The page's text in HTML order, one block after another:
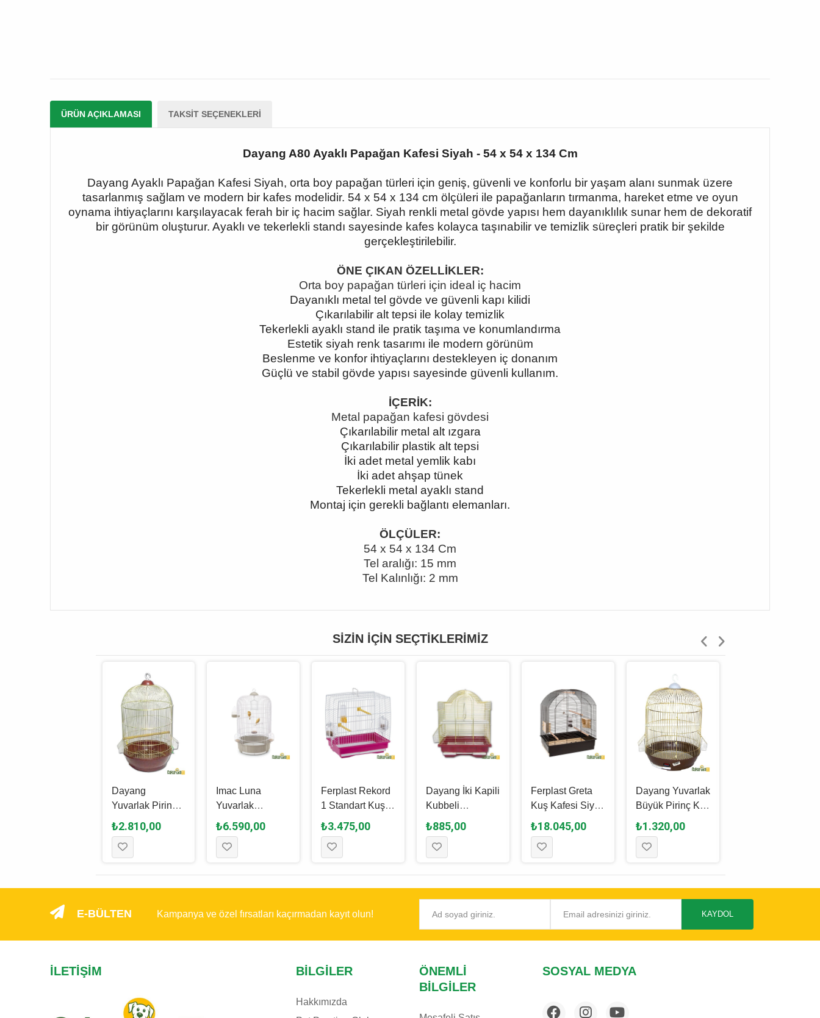
ÜRÜN AÇIKLAMASI TAKSIT SEÇENEKLERI
Dayang A80 Ayaklı Papağan Kafesi Siyah - 54 x 54 x 134 Cm
Dayang Ayaklı Papağan Kafesi Siyah, orta boy papağan türleri için geniş, güvenli ve konforlu bir yaşam alanı sunmak üzere
tasarlanmış sağlam ve modern bir kafes modelidir. 54 x 54 x 134 cm ölçüleri ile papağanların tırmanma, hareket etme ve oyun
oynama ihtiyaçlarını karşılayacak ferah bir iç hacim sağlar. Siyah renkli metal gövde yapısı hem dayanıklılık sunar hem de dekoratif
bir görünüm oluşturur. Ayaklı ve tekerlekli standı sayesinde kafes kolayca taşınabilir ve temizlik süreçleri pratik bir şekilde
gerçekleştirilebilir.
ÖNE ÇIKAN ÖZELLİKLER:
Orta boy papağan türleri için ideal iç hacim
Dayanıklı metal tel gövde ve güvenli kapı kilidi
Çıkarılabilir alt tepsi ile kolay temizlik
Tekerlekli ayaklı stand ile pratik taşıma ve konumlandırma
Estetik siyah renk tasarımı ile modern görünüm
Beslenme ve konfor ihtiyaçlarını destekleyen iç donanım
Güçlü ve stabil gövde yapısı sayesinde güvenli kullanım.
İÇERİK:
Metal papağan kafesi gövdesi
Çıkarılabilir metal alt ızgara
Çıkarılabilir plastik alt tepsi
İki adet metal yemlik kabı
İki adet ahşap tünek
Tekerlekli metal ayaklı stand
Montaj için gerekli bağlantı elemanları.
ÖLÇÜLER:
54 x 54 x 134 Cm
Tel aralığı: 15 mm
Tel Kalınlığı: 2 mm
SIZIN İÇIN SEÇTIKLERIMIZ
Dayang
Yuvarlak Pirinç
Kuş Kafesi 40 x
70 Cm
₺2.810,00
Imac Luna
Yuvarlak
Kanarya Kafesi
Bej & Beyaz - 40
x 70.5 Cm
₺6.590,00
Ferplast Rekord
1 Standart Kuş
Kafesi 35 x 25 x
37 Cm
₺3.475,00
Dayang İki Kapili
Kubbeli
Muhabbet Kuşu
Kafesi Kırmızı -
29.5 x 22.3 x
₺885,00
Ferplast Greta
Kuş Kafesi Siyah
- 69.5 x 44.5 x 84
Cm
₺18.045,00
Dayang Yuvarlak
Büyük Pirinç Kuş
Kafesi 39 x 42
Cm
₺1.320,00
E-BÜLTEN Kampanya ve özel fırsatları kaçırmadan kayıt olun! KAYDOL
İLETIŞIM BILGILER
Hakkımızda
ÖNEMLI
BILGILER
SOSYAL MEDYA